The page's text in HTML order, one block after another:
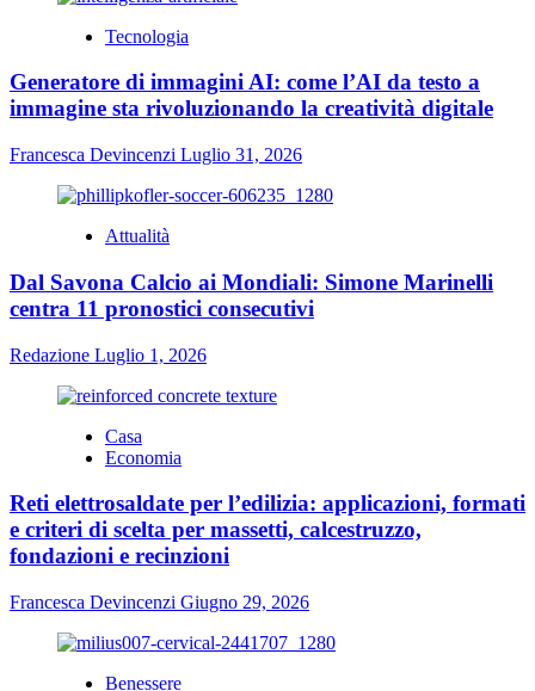
Tecnologia
Generatore di immagini AI: come l’AI da testo a
immagine sta rivoluzionando la creatività digitale
Francesca Devincenzi Luglio 31, 2026
Attualità
Dal Savona Calcio ai Mondiali: Simone Marinelli
centra 11 pronostici consecutivi
Redazione Luglio 1, 2026
Casa
Economia
Reti elettrosaldate per l’edilizia: applicazioni, formati
e criteri di scelta per massetti, calcestruzzo,
fondazioni e recinzioni
Francesca Devincenzi Giugno 29, 2026
Benessere